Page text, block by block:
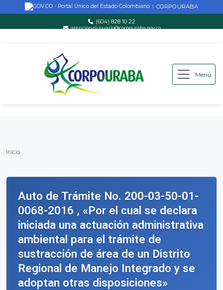
Saltar al contenido principal
| CORPOURABA
(604) 828 10 22
atencionalusuario@corpouraba.gov.co
Menú
Inicio
Auto de Trámite No. 200-03-50-01-
0068-2016 , «Por el cual se declara
iniciada una actuación administrativa
ambiental para el trámite de
sustracción de área de un Distrito
Regional de Manejo Integrado y se
adoptan otras disposiciones»